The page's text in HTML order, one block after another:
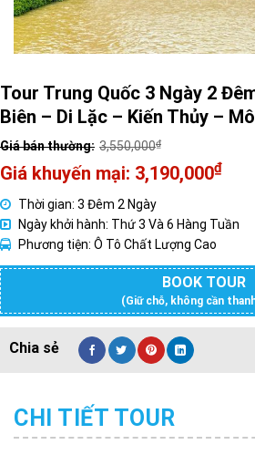
Tour Trung Quốc 3 Ngày 2
Biên – Di Lặc – Kiến Thủy –
3,550,000₫
Giá
gốc
là:
3,550,000₫.
3,190,000₫
Giá
hiện
tại
là:
3,190,000₫.
Thời gian: 3 Đêm 2 Ngày
Ngày khởi hành: Thứ 3 Và 6 Hàng Tuần
Phương tiện: Ô Tô Chất Lượng Cao
BOOK TOUR
(Giữ chỗ, không cần
CHI TIẾT TOUR